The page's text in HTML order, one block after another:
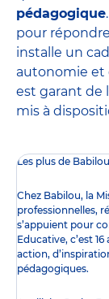
pédagogique
pour
installe un
autonomie et
est garant de
mis à
Les plus de Babilou
Chez Babilou, la
professionnelles,
s’appuient pour
Educative, c’est
action,
pédagogiques.